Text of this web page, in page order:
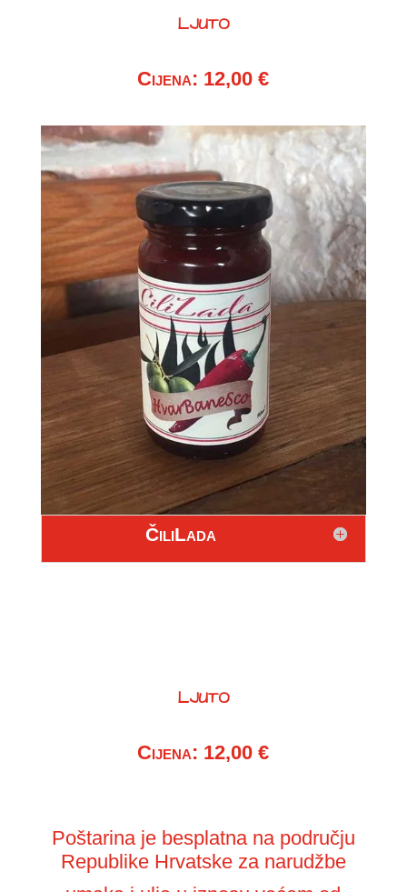
LJUTO
Cijena: 12,00 €
ČiliLada
LJUTO
Cijena: 12,00 €
Poštarina je besplatna na području
Republike Hrvatske za narudžbe